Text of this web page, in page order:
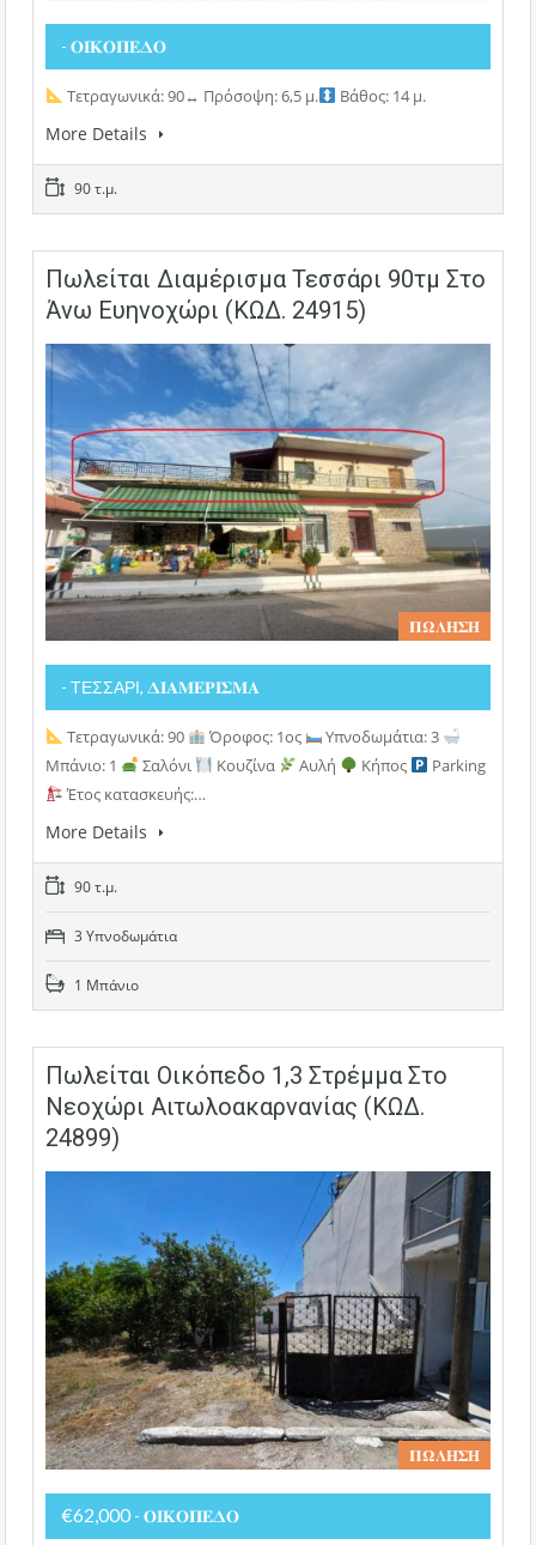
- 𝚶𝚰𝚱𝚶𝚷𝚬𝚫𝚶
Τετραγωνικά: 90↔️ Πρόσοψη: 6,5 μ. Βάθος: 14 μ.
More Details
90 τ.μ.
Πωλείται Διαμέρισμα Τεσσάρι 90τμ Στο
Άνω Ευηνοχώρι (ΚΩΔ. 24915)
𝚷𝛀𝚲𝚮𝚺𝚮
- ΤΕΣΣΑΡΙ, 𝚫𝚰𝚨𝚳𝚬𝚸𝚰𝚺𝚳𝚨
Τετραγωνικά: 90 Όροφος: 1ος
Υπνοδωμάτια: 3
Μπάνιο: 1
Σαλόνι Κουζίνα Αυλή Κήπος
Parking
Έτος κατασκευής:…
More Details
90 τ.μ.
3 Υπνοδωμάτια
1 Μπάνιο
Πωλείται Οικόπεδο 1,3 Στρέμμα Στο
Νεοχώρι Αιτωλοακαρνανίας (ΚΩΔ.
24899)
𝚷𝛀𝚲𝚮𝚺𝚮
€62,000 - 𝚶𝚰𝚱𝚶𝚷𝚬𝚫𝚶